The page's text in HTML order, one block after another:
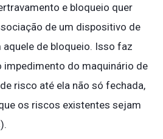
e bloqueio quer
de um dispositivo de
de bloqueio. Isso faz
impedimento do maquinário de
risco até ela não só fechada,
os riscos existentes sejam